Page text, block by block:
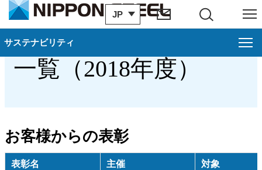
JP
サイト内検索 メニュー
サステナビリティ
サステナビリティ
株主・投資家とともに
サステナビリティ トピックス
社外からの主な表彰
一覧（2018年度）
お客様からの表彰
表彰名 主催 対象